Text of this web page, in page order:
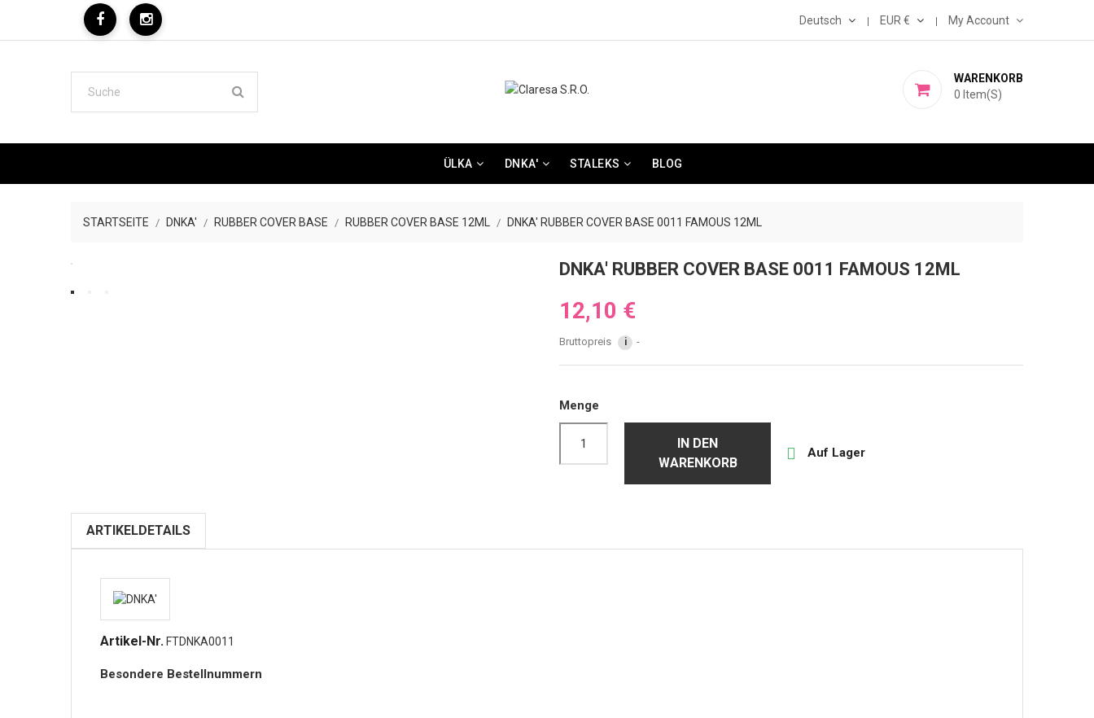
Deutsch EUR € My Account
WARENKORB
0 Item(s)
ÜLKA DNKA' STALEKS BLOG
STARTSEITE DNKA' RUBBER COVER BASE RUBBER COVER BASE 12ML DNKA' RUBBER COVER BASE 0011 FAMOUS 12ML
DNKA' RUBBER COVER BASE 0011 FAMOUS 12ML
12,10 €
Bruttopreis i
Menge
IN DEN
WARENKORB
 Auf Lager
ARTIKELDETAILS
Artikel-Nr. FTDNKA0011
Besondere Bestellnummern